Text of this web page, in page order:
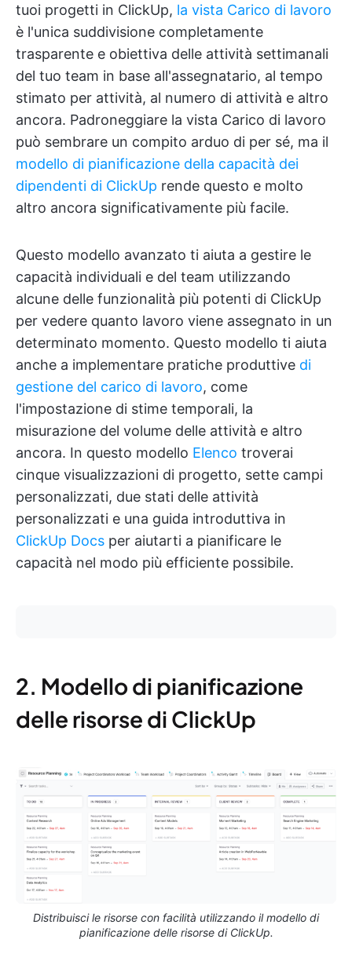
tuoi progetti in ClickUp, la vista Carico di lavoro
è l'unica suddivisione completamente
trasparente e obiettiva delle attività settimanali
del tuo team in base all'assegnatario, al tempo
stimato per attività, al numero di attività e altro
ancora. Padroneggiare la vista Carico di lavoro
può sembrare un compito arduo di per sé, ma il
modello di pianificazione della capacità dei
dipendenti di ClickUp rende questo e molto
altro ancora significativamente più facile.
Questo modello avanzato ti aiuta a gestire le
capacità individuali e del team utilizzando
alcune delle funzionalità più potenti di ClickUp
per vedere quanto lavoro viene assegnato in un
determinato momento. Questo modello ti aiuta
anche a implementare pratiche produttive di
gestione del carico di lavoro, come
l'impostazione di stime temporali, la
misurazione del volume delle attività e altro
ancora. In questo modello Elenco troverai
cinque visualizzazioni di progetto, sette campi
personalizzati, due stati delle attività
personalizzati e una guida introduttiva in
ClickUp Docs per aiutarti a pianificare le
capacità nel modo più efficiente possibile.
2. Modello di pianificazione
delle risorse di ClickUp
Distribuisci le risorse con facilità utilizzando il modello di
pianificazione delle risorse di ClickUp.